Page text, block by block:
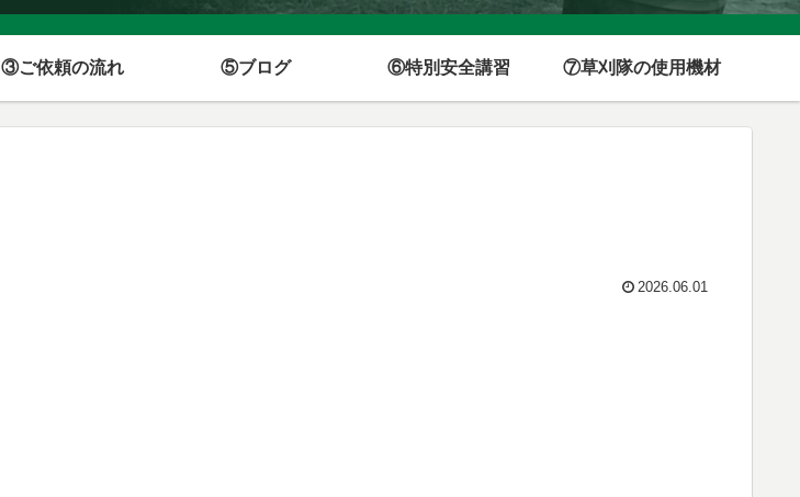
③ご依頼の流れ ⑤ブログ ⑥特別安全講習 ⑦草刈隊の使用機材
2026.06.01